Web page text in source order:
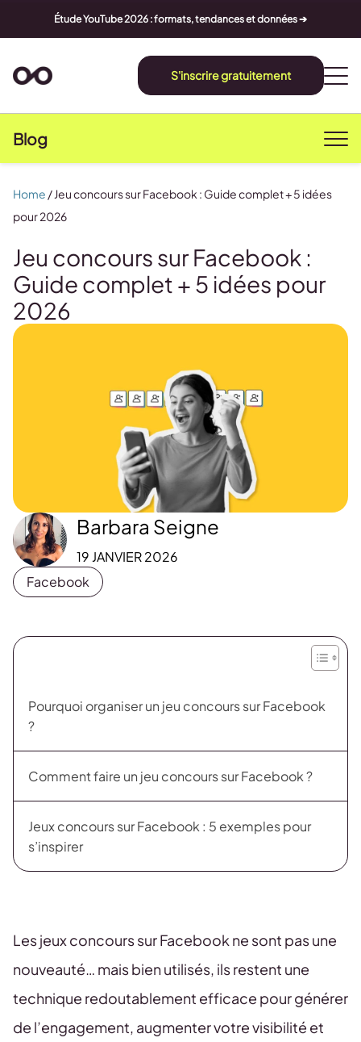
Étude YouTube 2026 : formats, tendances et données ➔
S'inscrire gratuitement
Blog
Jeu concours sur Facebook :
Guide complet + 5 idées pour
2026
Barbara Seigne
19 JANVIER 2026
Facebook
Home /Jeu concours sur Facebook : Guide complet + 5 idées
pour 2026
Pourquoi organiser un jeu concours sur Facebook
?
Comment faire un jeu concours sur Facebook ?
Jeux concours sur Facebook : 5 exemples pour
s’inspirer
Les jeux concours sur Facebook ne sont pas une
nouveauté… mais bien utilisés, ils restent une
technique redoutablement efficace pour générer
de l’engagement, augmenter votre visibilité et